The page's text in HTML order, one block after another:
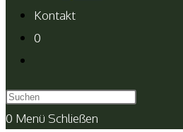
Kontakt
0
umschalten
0 Menü Schließen